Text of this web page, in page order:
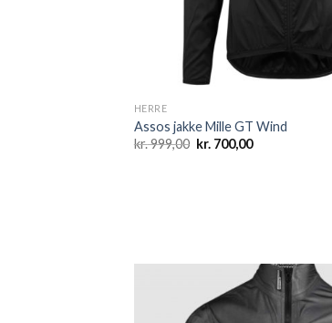
HERRE
Assos jakke Mille GT Wind
kr.999,00 Den
oprindelige
kr. 700,00Den